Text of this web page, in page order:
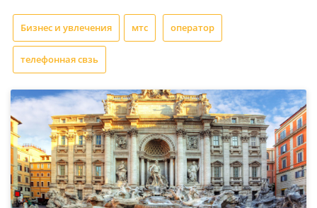
Бизнес и увлечения мтс оператор
телефонная свзь